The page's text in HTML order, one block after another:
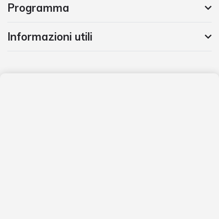
Programma
Informazioni utili